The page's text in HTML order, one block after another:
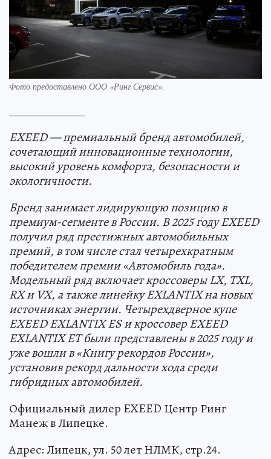
Фото предоставлено ООО «Ринг Сервис».
EXEED — премиальный бренд автомобилей,
сочетающий инновационные технологии,
высокий уровень комфорта, безопасности и
экологичности.
Бренд занимает лидирующую позицию в
премиум-сегменте в России. В 2025 году EXEED
получил ряд престижных автомобильных
премий, в том числе стал четырехкратным
победителем премии «Автомобиль года».
Модельный ряд включает кроссоверы LX, TXL,
RX и VX, а также линейку EXLANTIX на новых
источниках энергии. Четырехдверное купе
EXEED EXLANTIX ES и кроссовер EXEED
EXLANTIX ET были представлены в 2025 году и
уже вошли в «Книгу рекордов России»,
установив рекорд дальности хода среди
гибридных автомобилей.
Официальный дилер EXEED Центр Ринг
Манеж в Липецке.
Адрес: Липецк, ул. 50 лет НЛМК, стр.24.